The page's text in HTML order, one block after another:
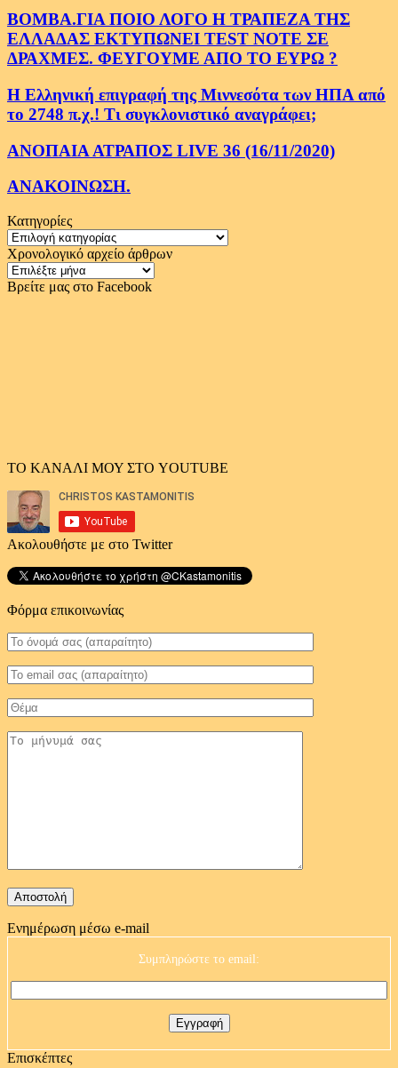
ΒΟΜΒΑ.ΓΙΑ ΠΟΙΟ ΛΟΓΟ Η ΤΡΑΠΕΖΑ ΤΗΣ
ΕΛΛΑΔΑΣ ΕΚΤΥΠΩΝΕΙ TEST NOTE ΣΕ
ΔΡΑΧΜΕΣ. ΦΕΥΓΟΥΜΕ ΑΠΟ ΤΟ ΕΥΡΩ ?
Η Ελληνική επιγραφή της Μιννεσότα των ΗΠΑ από
το 2748 π.χ.! Τι συγκλονιστικό αναγράφει;
ΑΝΟΠΑΙΑ ΑΤΡΑΠΟΣ LIVE 36 (16/11/2020)
ΑΝΑΚΟΙΝΩΣΗ.
Κατηγορίες
Κατηγορίες
Χρονολογικό αρχείο άρθρων
Χρονολογικό
αρχείο
Βρείτε μας στο Facebook
ΤΟ ΚΑΝΑΛΙ ΜΟΥ ΣΤΟ YOUTUBE
Ακολουθήστε με στο Twitter
Φόρμα επικοινωνίας
Ενημέρωση μέσω e-mail
Συμπληρώστε το email:
Επισκέπτες